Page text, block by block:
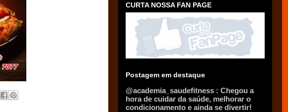
CURTA NOSSA FAN PAGE
Postagem em destaque
@academia_saudefitness : Chegou a
hora de cuidar da saúde, melhorar o
condicionamento e ainda se divertir!